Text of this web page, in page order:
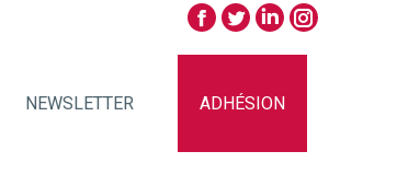
NEWSLETTER ADHÉSION